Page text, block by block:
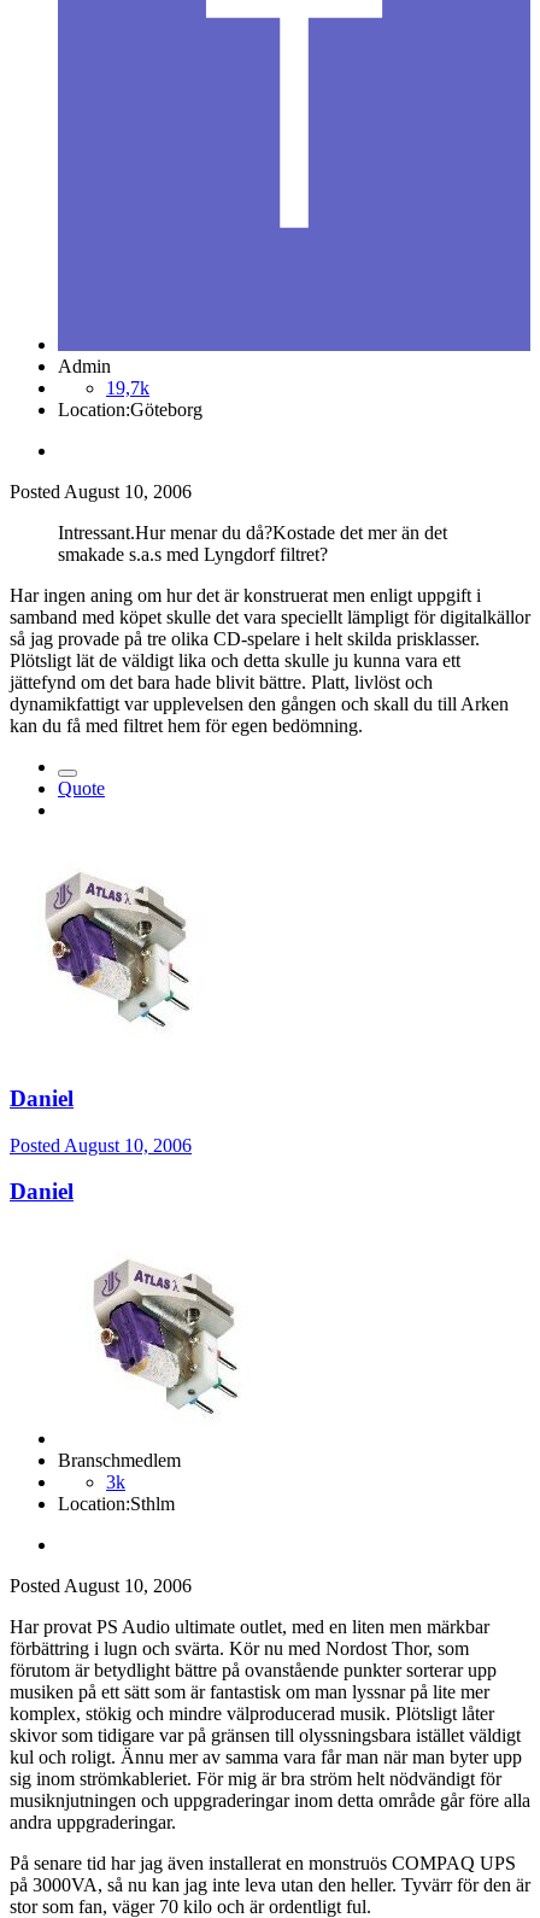
Admin
19,7k
Location:Göteborg
Posted August 10, 2006
Intressant.Hur menar du då?Kostade det mer än det
smakade s.a.s med Lyngdorf filtret?
Har ingen aning om hur det är konstruerat men enligt uppgift i
samband med köpet skulle det vara speciellt lämpligt för digitalkällor
så jag provade på tre olika CD-spelare i helt skilda prisklasser.
Plötsligt lät de väldigt lika och detta skulle ju kunna vara ett
jättefynd om det bara hade blivit bättre. Platt, livlöst och
dynamikfattigt var upplevelsen den gången och skall du till Arken
kan du få med filtret hem för egen bedömning.
Quote
Daniel
Posted August 10, 2006
Daniel
Branschmedlem
3k
Location:Sthlm
Posted August 10, 2006
Har provat PS Audio ultimate outlet, med en liten men märkbar
förbättring i lugn och svärta. Kör nu med Nordost Thor, som
förutom är betydlight bättre på ovanstående punkter sorterar upp
musiken på ett sätt som är fantastisk om man lyssnar på lite mer
komplex, stökig och mindre välproducerad musik. Plötsligt låter
skivor som tidigare var på gränsen till olyssningsbara istället väldigt
kul och roligt. Ännu mer av samma vara får man när man byter upp
sig inom strömkableriet. För mig är bra ström helt nödvändigt för
musiknjutningen och uppgraderingar inom detta område går före alla
andra uppgraderingar.
På senare tid har jag även installerat en monstruös COMPAQ UPS
på 3000VA, så nu kan jag inte leva utan den heller. Tyvärr för den är
stor som fan, väger 70 kilo och är ordentligt ful.